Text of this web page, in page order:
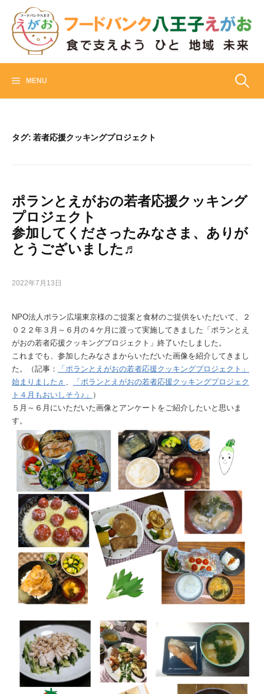
content
MENU 検
タグ:若者応援クッキングプロジェクト
ポランとえがおの若者応援クッキング
プロジェクト
参加してくださったみなさま、ありが
とうございました♬
2022年7月13日
NPO法人ポラン広場東京様のご提案と食材のご提供をいただいて、２
０２２年３月～６月の４ケ月に渡って実施してきました「ポランとえ
がおの若者応援クッキングプロジェクト」終了いたしました。
これまでも、参加したみなさまからいただいた画像を紹介してきまし
た。（記事：
「ポランとえがおの若者応援クッキングプロジェクト」
始まりました♬ 、
「ポランとえがおの若者応援クッキングプロジェク
ト４月もおいしそう♪」 ）
５月～６月にいただいた画像とアンケートをご紹介したいと思いま
す。